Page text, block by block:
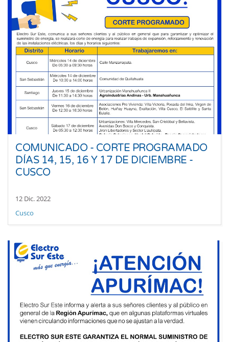
COMUNICADO - CORTE PROGRAMADO
DÍAS 14, 15, 16 Y 17 DE DICIEMBRE -
CUSCO
12 Dic. 2022
Cusco